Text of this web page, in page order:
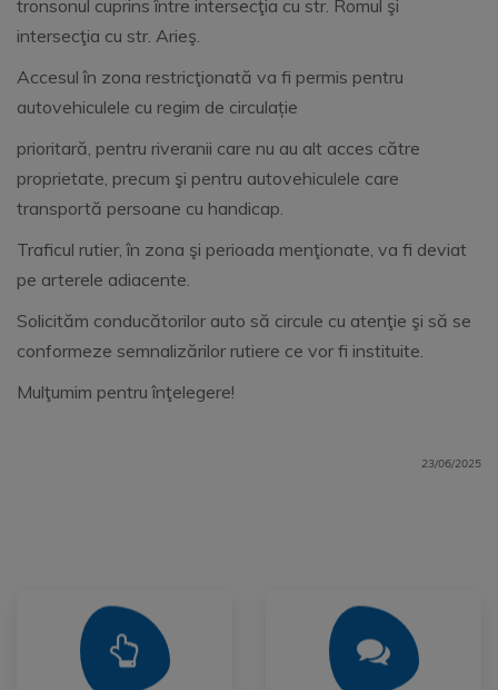
tronsonul cuprins între intersecţia cu str. Romul şi
intersecţia cu str. Arieş.
Accesul în zona restricţionată va fi permis pentru
autovehiculele cu regim de circulație
prioritară, pentru riveranii care nu au alt acces către
proprietate, precum şi pentru autovehiculele care
transportă persoane cu handicap.
Traficul rutier, în zona şi perioada menţionate, va fi deviat
pe arterele adiacente.
Solicităm conducătorilor auto să circule cu atenţie şi să se
conformeze semnalizărilor rutiere ce vor fi instituite.
Mulţumim pentru înţelegere!
23/06/2025
Mai Mult Mai Mult